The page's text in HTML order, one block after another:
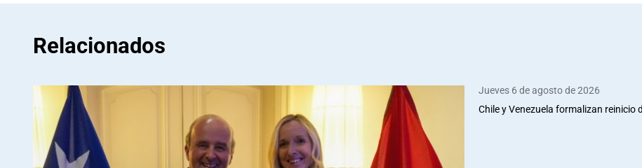
Relacionados
Jueves 6 de agosto de 2026
Chile y Venezuela formalizan reinicio